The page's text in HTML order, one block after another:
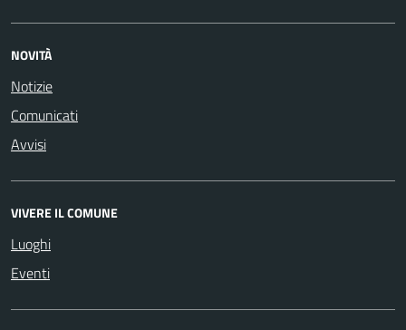
NOVITÀ
Notizie
Comunicati
Avvisi
VIVERE IL COMUNE
Luoghi
Eventi